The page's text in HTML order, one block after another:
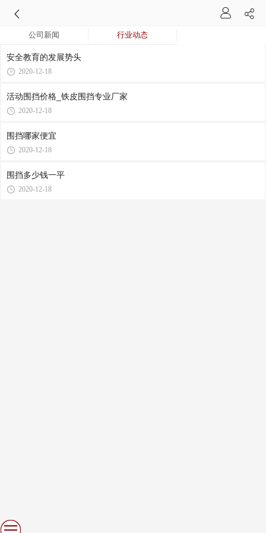
公司新闻 行业动态
安全教育的发展势头
2020-12-18
活动围挡价格_铁皮围挡专业厂家
2020-12-18
围挡哪家便宜
2020-12-18
围挡多少钱一平
2020-12-18